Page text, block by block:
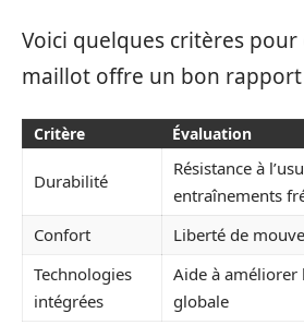
Voici quelques critères pour
maillot offre un bon
Critère Évaluation
Durabilité
Résistance à
entraînements
Confort
Liberté de
Technologies
intégrées
Aide à améliorer
globale